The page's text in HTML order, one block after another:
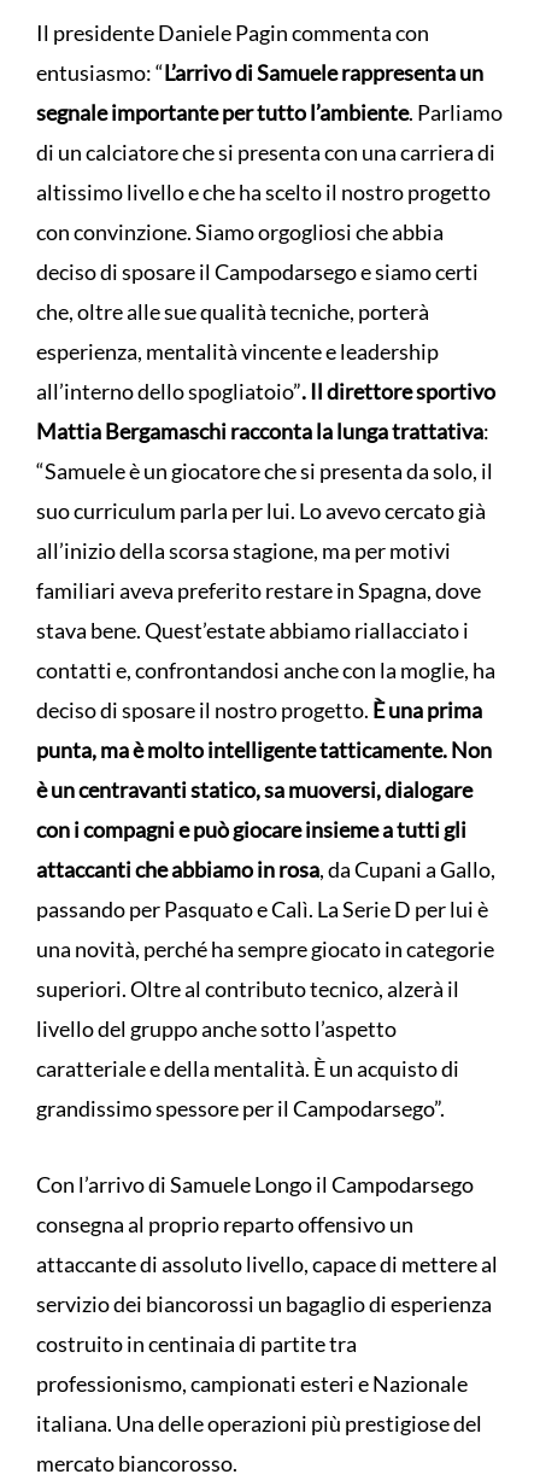
Il presidente Daniele Pagin commenta con
entusiasmo: “L’arrivo di Samuele rappresenta un
segnale importante per tutto l’ambiente. Parliamo
di un calciatore che si presenta con una carriera di
altissimo livello e che ha scelto il nostro progetto
con convinzione. Siamo orgogliosi che abbia
deciso di sposare il Campodarsego e siamo certi
che, oltre alle sue qualità tecniche, porterà
esperienza, mentalità vincente e leadership
all’interno dello spogliatoio”. Il direttore sportivo
Mattia Bergamaschi racconta la lunga trattativa:
“Samuele è un giocatore che si presenta da solo, il
suo curriculum parla per lui. Lo avevo cercato già
all’inizio della scorsa stagione, ma per motivi
familiari aveva preferito restare in Spagna, dove
stava bene. Quest’estate abbiamo riallacciato i
contatti e, confrontandosi anche con la moglie, ha
deciso di sposare il nostro progetto. È una prima
punta, ma è molto intelligente tatticamente. Non
è un centravanti statico, sa muoversi, dialogare
con i compagni e può giocare insieme a tutti gli
attaccanti che abbiamo in rosa, da Cupani a Gallo,
passando per Pasquato e Calì. La Serie D per lui è
una novità, perché ha sempre giocato in categorie
superiori. Oltre al contributo tecnico, alzerà il
livello del gruppo anche sotto l’aspetto
caratteriale e della mentalità. È un acquisto di
grandissimo spessore per il Campodarsego”.
Con l’arrivo di Samuele Longo il Campodarsego
consegna al proprio reparto offensivo un
attaccante di assoluto livello, capace di mettere al
servizio dei biancorossi un bagaglio di esperienza
costruito in centinaia di partite tra
professionismo, campionati esteri e Nazionale
italiana. Una delle operazioni più prestigiose del
mercato biancorosso.